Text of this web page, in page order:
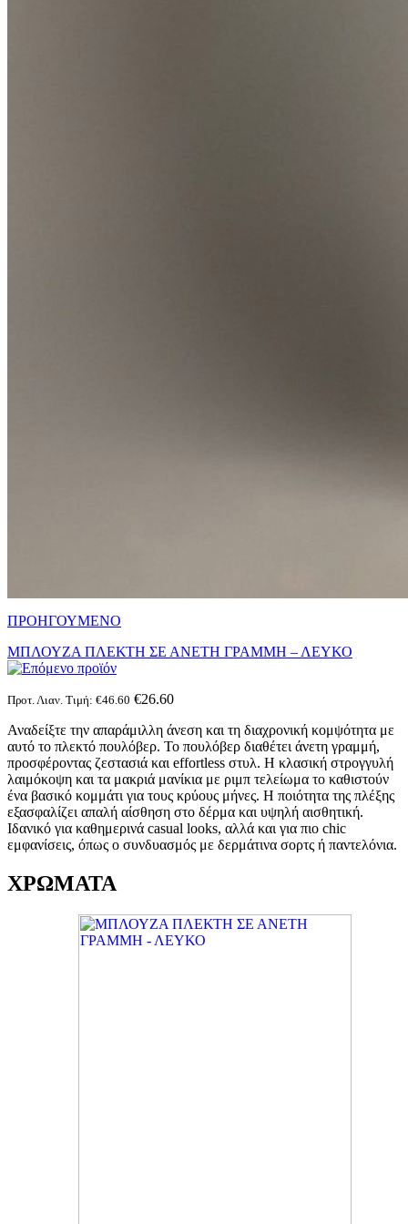
ΠΡΟΗΓΟΥΜΕΝΟ
MΠΛΟΥΖΑ ΠΛΕΚΤΗ ΣΕ ΑΝΕΤΗ ΓΡΑΜΜΗ – ΛΕΥΚΟ
Προτ. Λιαν. Τιμή: €46.60 €26.60
Αναδείξτε την απαράμιλλη άνεση και τη διαχρονική κομψότητα με
αυτό το πλεκτό πουλόβερ. Το πουλόβερ διαθέτει άνετη γραμμή,
προσφέροντας ζεστασιά και effortless στυλ. Η κλασική στρογγυλή
λαιμόκοψη και τα μακριά μανίκια με ριμπ τελείωμα το καθιστούν
ένα βασικό κομμάτι για τους κρύους μήνες. Η ποιότητα της πλέξης
εξασφαλίζει απαλή αίσθηση στο δέρμα και υψηλή αισθητική.
Ιδανικό για καθημερινά casual looks, αλλά και για πιο chic
εμφανίσεις, όπως ο συνδυασμός με δερμάτινα σορτς ή παντελόνια.
ΧΡΩΜΑΤΑ